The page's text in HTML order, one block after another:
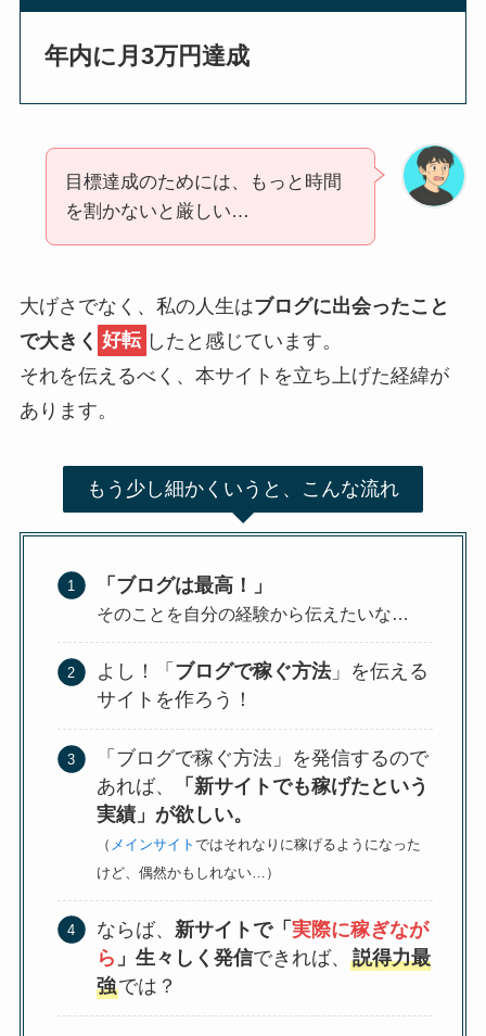
年内に月3万円達成
目標達成のためには、もっと時間
を割かないと厳しい…
大げさでなく、私の人生はブログに出会ったこと
で大きく 好転 したと感じています。
それを伝えるべく、本サイトを立ち上げた経緯が
あります。
もう少し細かくいうと、こんな流れ
「ブログは最高！」
そのことを自分の経験から伝えたいな…
よし！「 ブログで稼ぐ方法」を伝える
サイトを作ろう！
「ブログで稼ぐ方法」を発信するので
あれば、
「新サイトでも稼げたという
実績」が欲しい。
（ メインサイトではそれなりに稼げるようになった
けど、偶然かもしれない…）
ならば、新サイトで「実際に稼ぎなが
ら 」生々しく発信できれば、説得力最
強では？